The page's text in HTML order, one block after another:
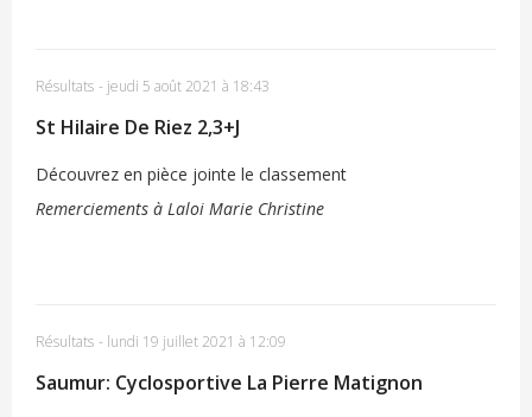
Résultats - jeudi 5 août 2021 à 18:43
St Hilaire De Riez 2,3+J
Découvrez en pièce jointe le classement
Remerciements à Laloi Marie Christine
Résultats - lundi 19 juillet 2021 à 12:09
Saumur: Cyclosportive La Pierre Matignon